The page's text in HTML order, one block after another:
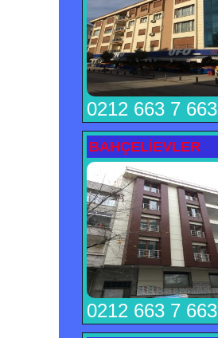
0212 663 7 663
BAHÇELİEVLER
0212 663 7 663